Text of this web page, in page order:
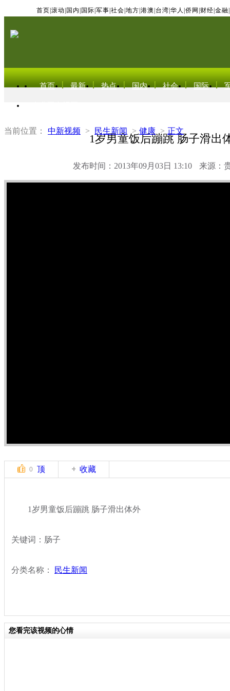
首页 滚动 国内 国际 军事 社会 地方 港澳 台湾 华人 侨网 财经 金融
首页 最新 热点 国内 社会 国际
当前位置： 中新视频 > 民生新闻 > 健康 > 正文
1岁男童饭后蹦跳 肠子滑出
发布时间：2013年09月03日 13:10 来源：
0 顶 收藏
1岁男童饭后蹦跳 肠子滑出体外
关键词：肠子
分类名称： 民生新闻
您看完该视频的心情